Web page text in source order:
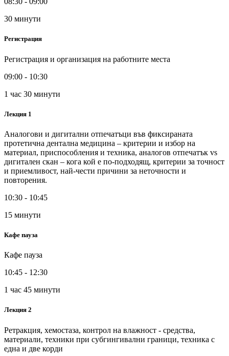
30 минути
Регистрация
Регистрация и организация на работните места
09:00 - 10:30
1 час 30 минути
Лекция 1
Аналогови и дигитални отпечатъци във фиксираната
протетична дентална медицина – критерии и избор на
материал, приспособления и техника, аналогов отпечатък vs
дигитален скан – кога кой е по-подходящ, критерии за точност
и приемливост, най-чести причини за неточности и
повторения.
10:30 - 10:45
15 минути
Кафе пауза
Кафе пауза
10:45 - 12:30
1 час 45 минути
Лекция 2
Ретракция, хемостаза, контрол на влажност - средства,
материали, техники при субгингивални граници, техника с
една и две корди